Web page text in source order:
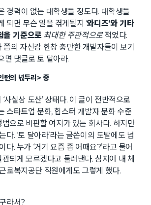
경력이 없는 대학생들 정도다. 대학생들
되면 무슨 일을 겪게될지 ‘와디즈’와 기타
을 기준으로 최대한 주관적으로적었다.
쯤의 자신감 한창 충만한 개발자들이 보기
면 댓글로 토 달아라.
턴의 넋두리> 중
사실상 도산’ 상태다. 이 글이 전반적으로
스타트업 문화, 힙스터 개발자 문화 수준
법으로 비판할 여지가 있는 회사다. 하지만
다. ‘토 달아라’라는 글쓴이의 도발에도 넘
다. 누가 ‘거기 요즘 좀 어때요?’라고 물어
되게 모르겠다고 둘러댄다. 심지어 내 체
로복지공단 직원에게도 그렇게 했다.
라서?